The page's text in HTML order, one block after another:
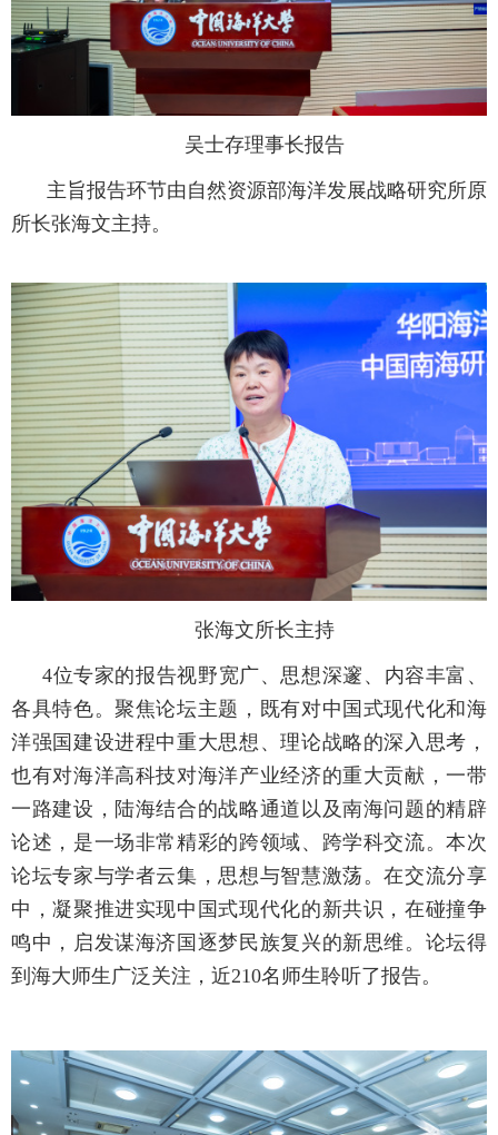
吴士存理事长报告
主旨报告环节由自然资源部海洋发展战略研究所原
所长张海文主持。
张海文所长主持
4位专家的报告视野宽广、思想深邃、内容丰富、
各具特色。聚焦论坛主题，既有对中国式现代化和海
洋强国建设进程中重大思想、理论战略的深入思考，
也有对海洋高科技对海洋产业经济的重大贡献，一带
一路建设，陆海结合的战略通道以及南海问题的精辟
论述，是一场非常精彩的跨领域、跨学科交流。本次
论坛专家与学者云集，思想与智慧激荡。在交流分享
中，凝聚推进实现中国式现代化的新共识，在碰撞争
鸣中，启发谋海济国逐梦民族复兴的新思维。论坛得
到海大师生广泛关注，近210名师生聆听了报告。